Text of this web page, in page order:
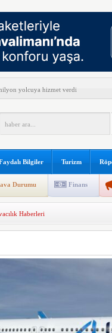
yolcuya hizmet verdi
Betty Bromage
B787 işbirliğini genişletti
teslim almayacağını açıkladı
rekor kapasite artıracak
Bilgiler Turizm
Durumu Finans
Haberleri